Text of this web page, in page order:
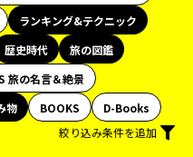
ランキング&テクニック
歴史時代
旅の図鑑
旅の名言＆絶景
物 BOOKS
D-Books
絞り込み条件を追加